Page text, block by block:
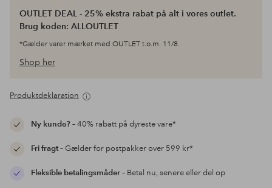
OUTLET DEAL - 25% ekstra rabat på alt i vores outlet.
Brug koden: ALLOUTLET
*Gælder varer mærket med OUTLET t.o.m. 11/8.
Shop her
Produktdeklaration
Ny kunde?– 40% rabatt på dyreste vare*
Fri fragt– Gælder for postpakker over 599 kr*
Fleksible betalingsmåder– Betal nu, senere eller del op